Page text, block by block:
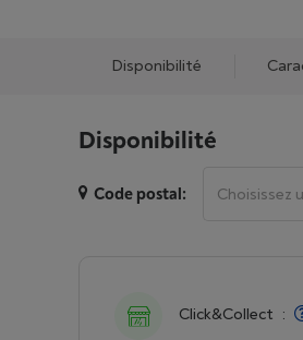
Disponibilité
Disponibilité
Code postal:
Click&Collect :